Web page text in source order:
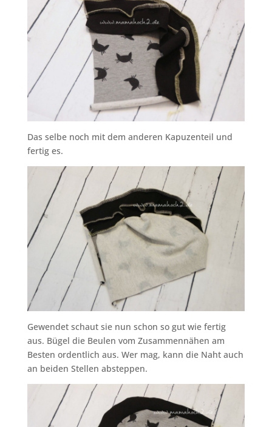
Das selbe noch mit dem anderen Kapuzenteil und
fertig es.
Gewendet schaut sie nun schon so gut wie fertig
aus. Bügel die Beulen vom Zusammennähen am
Besten ordentlich aus. Wer mag, kann die Naht auch
an beiden Stellen absteppen.